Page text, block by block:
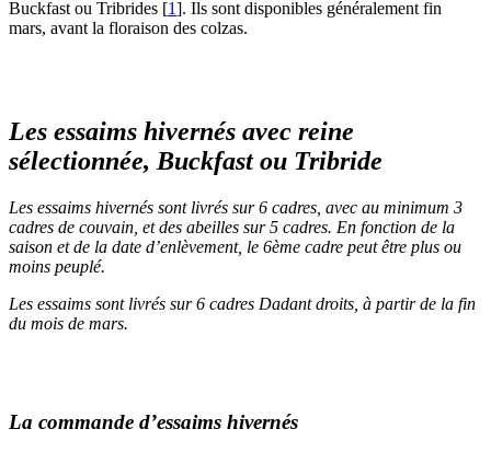
Buckfast ou Tribrides [1]. Ils sont disponibles généralement fin
mars, avant la floraison des colzas.
Les essaims hivernés avec reine
sélectionnée, Buckfast ou Tribride
Les essaims hivernés sont livrés sur 6 cadres, avec au minimum 3
cadres de couvain, et des abeilles sur 5 cadres. En fonction de la
saison et de la date d’enlèvement, le 6ème cadre peut être plus ou
moins peuplé.
Les essaims sont livrés sur 6 cadres Dadant droits, à partir de la fin
du mois de mars.
La commande d’essaims hivernés